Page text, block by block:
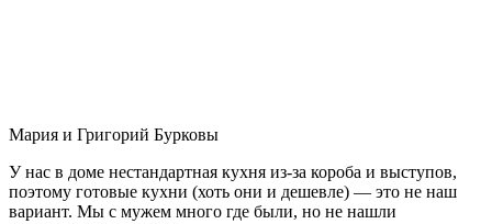
Мария и Григорий Бурковы
У нас в доме нестандартная кухня из-за короба и выступов,
поэтому готовые кухни (хоть они и дешевле) — это не наш
вариант. Мы с мужем много где были, но не нашли